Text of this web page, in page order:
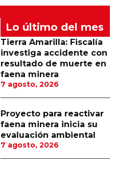
Lo último del mes
Tierra Amarilla: Fiscalía
investiga accidente con
resultado de muerte en
faena minera
7 agosto, 2026
Proyecto para reactivar
faena minera inicia su
evaluación ambiental
7 agosto, 2026